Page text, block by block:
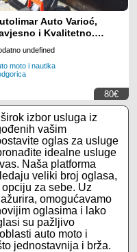
Auto Varioć,
i Kvalitetno.
undefined
moto i nautika
80€
izbor usluga iz
vašim
oglas za usluge
idealne usluge
Naša platforma
veliki broj oglasa,
za sebe. Uz
omogućavamo
oglasima i lako
su pažljivo
auto moto i
jednostavnija i brža.